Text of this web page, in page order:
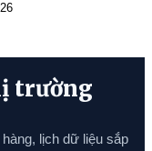
trường
lịch dữ liệu sắp